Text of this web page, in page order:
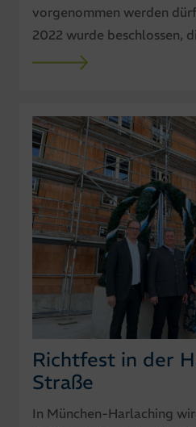
vorgenommen werden
2022 wurde beschlossen,
Richtfest in der
Straße
In München-Harlaching